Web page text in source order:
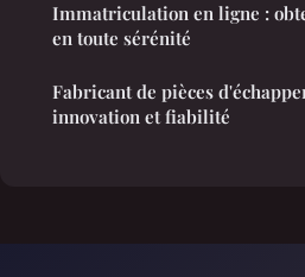
Immatriculation en ligne :
en toute sérénité
Fabricant de pièces
innovation et fiabilité